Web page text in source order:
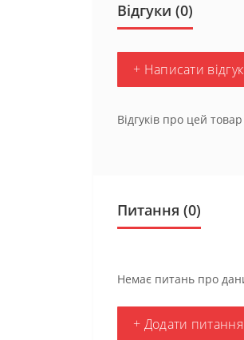
Відгуки (0)
+ Написати відгук
Відгуків про цей
Питання (0)
Немає питань про
+ Додати питання